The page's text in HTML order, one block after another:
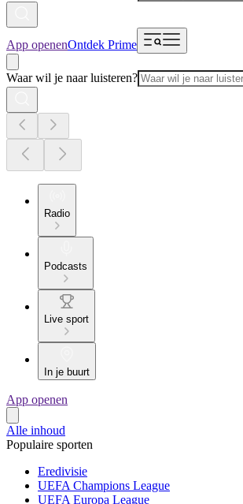
App openenOntdek Prime
Waar wil je naar luisteren?
Radio
Podcasts
Live sport
In je buurt
App openen
Alle inhoud
Populaire sporten
Eredivisie
UEFA Champions League
UEFA Europa League